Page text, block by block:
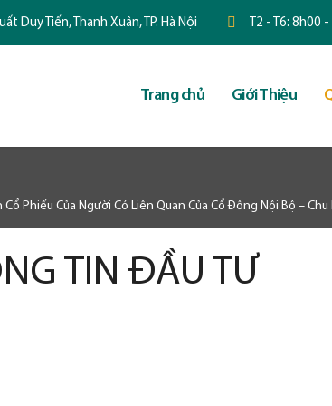
Duy Tiến, Thanh Xuân, TP. Hà Nội T2 - T6: 8h00
Trang chủ Giới Thiệu
Cổ Phiếu Của Người Có Liên Quan Của Cổ Đông Nội Bộ –
TIN ĐẦU TƯ